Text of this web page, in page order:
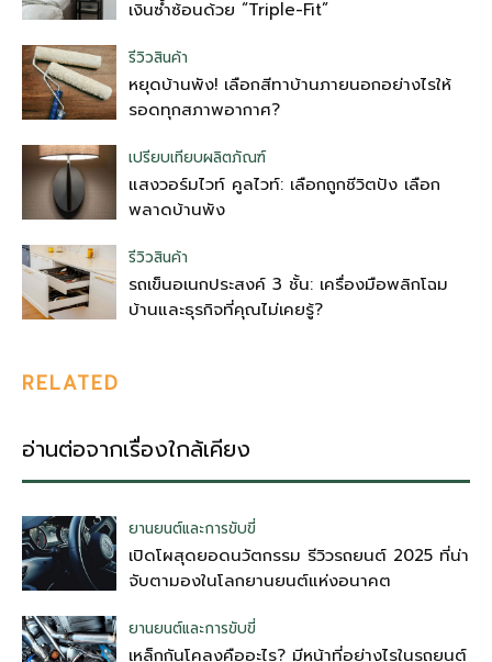
เงินซ้ำซ้อนด้วย “Triple-Fit”
รีวิวสินค้า
หยุดบ้านพัง! เลือกสีทาบ้านภายนอกอย่างไรให้
รอดทุกสภาพอากาศ?
เปรียบเทียบผลิตภัณฑ์
แสงวอร์มไวท์ คูลไวท์: เลือกถูกชีวิตปัง เลือก
พลาดบ้านพัง
รีวิวสินค้า
รถเข็นอเนกประสงค์ 3 ชั้น: เครื่องมือพลิกโฉม
บ้านและธุรกิจที่คุณไม่เคยรู้?
RELATED
อ่านต่อจากเรื่องใกล้เคียง
ยานยนต์และการขับขี่
เปิดโผสุดยอดนวัตกรรม รีวิวรถยนต์ 2025 ที่น่า
จับตามองในโลกยานยนต์แห่งอนาคต
ยานยนต์และการขับขี่
เหล็กกันโคลงคืออะไร? มีหน้าที่อย่างไรในรถยนต์